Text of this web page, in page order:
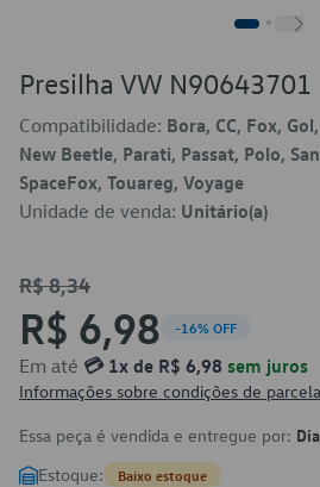
Presilha VW N90643701
Compatibilidade: Bora, CC, Fox,
New Beetle, Parati, Passat, Polo,
SpaceFox, Touareg, Voyage
Unidade de venda: Unitário(a)
R$ 8,34
R$ 6,98 -16% OFF
Em até 💳 1x de R$ 6,98 sem juros
Informações sobre condições de
Essa peça é vendida e entregue por:
Estoque: Baixo estoque